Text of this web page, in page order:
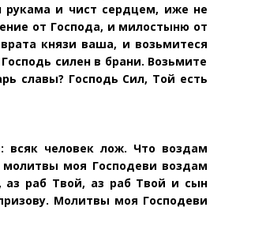
рукама и чист сердцем, иже не
от Господа, и милостыню от
князи ваша, и возьмитеся
силен в брани. Возьмите
славы? Господь Сил, Той есть
всяк человек лож. Что воздам
моя Господеви воздам
аз раб Твой, аз раб Твой и сын
Молитвы моя Господеви